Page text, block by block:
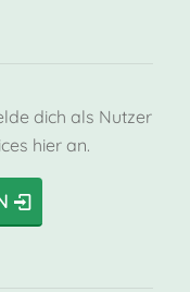
dich als Nutzer
hier an.